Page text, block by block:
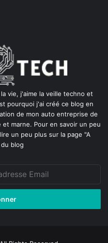
vie, j'aime la veille techno et
pourquoi j'ai créé ce blog en
de mon auto entreprise de
et marne. Pour en savoir un peu
un peu plus sur la page "A
du blog